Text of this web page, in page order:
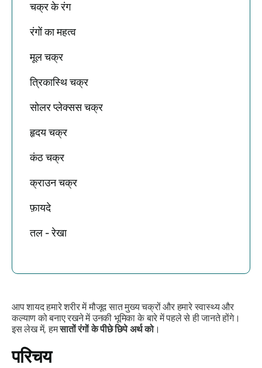
चक्र के रंग
रंगों का महत्व
मूल चक्र
त्रिकास्थि चक्र
सोलर प्लेक्सस चक्र
हृदय चक्र
कंठ चक्र
क्राउन चक्र
फ़ायदे
तल - रेखा
आप शायद हमारे शरीर में मौजूद सात मुख्य चक्रों और हमारे स्वास्थ्य और
कल्याण को बनाए रखने में उनकी भूमिका के बारे में पहले से ही जानते होंगे।
इस लेख में, हमसातों रंगों के पीछे छिपे अर्थ को।
परिचय